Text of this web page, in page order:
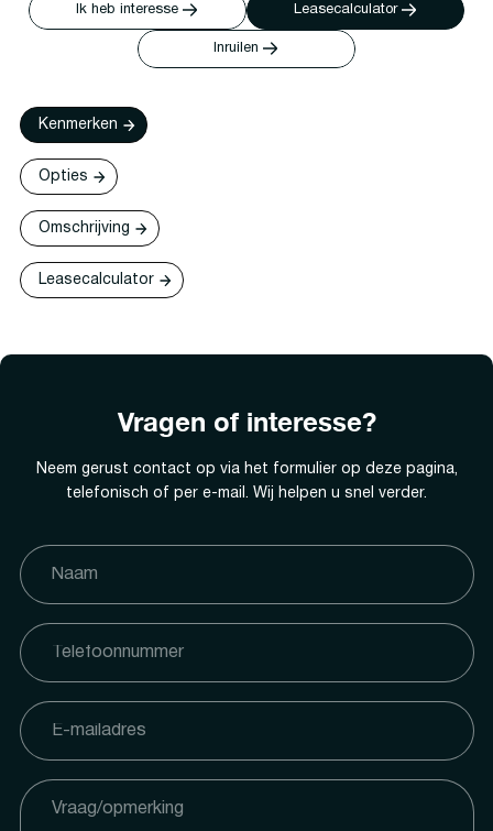
Ik heb interesse Leasecalculator
Inruilen
Kenmerken
Opties
Omschrijving
Leasecalculator
Vragen of interesse?
Neem gerust contact op via het formulier op deze pagina,
telefonisch of per e-mail. Wij helpen u snel verder.